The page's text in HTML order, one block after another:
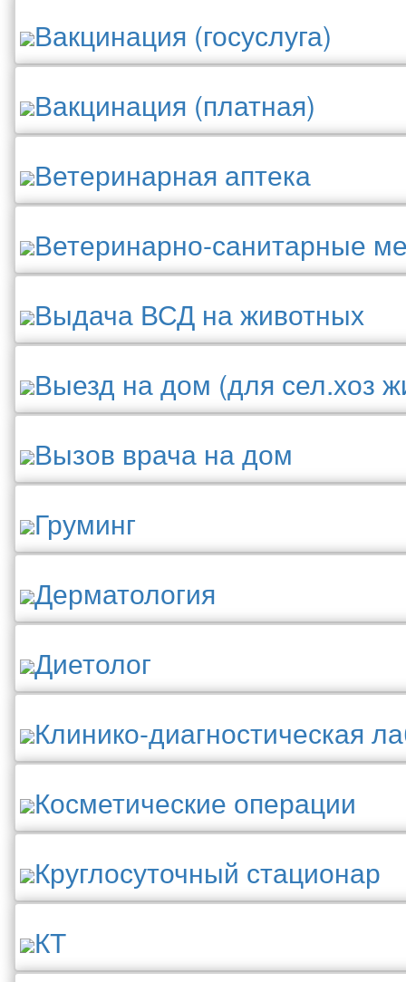
Вакцинация (госуслуга)
Вакцинация (платная)
Ветеринарная аптека
Ветеринарно-санитарные
Выдача ВСД на животных
Выезд на дом (для сел.хоз
Вызов врача на дом
Груминг
Дерматология
Диетолог
Клинико-диагностическая
Косметические операции
Круглосуточный стационар
КТ